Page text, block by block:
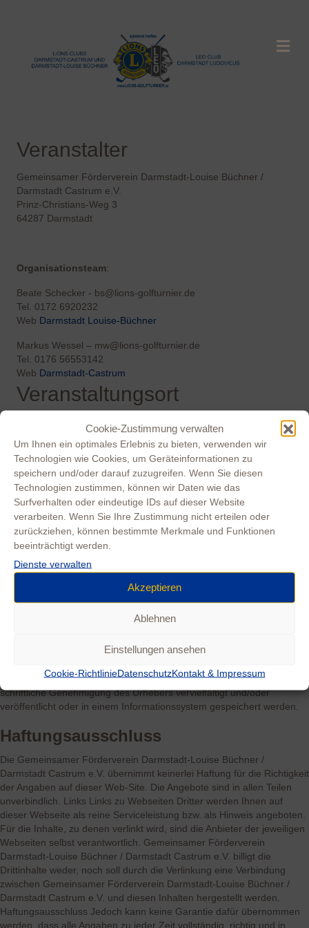
Cookie-Zustimmung verwalten
Um Ihnen ein optimales Erlebnis zu bieten, verwenden wir
Technologien wie Cookies, um Geräteinformationen zu
speichern und/oder darauf zuzugreifen. Wenn Sie diesen
Technologien zustimmen, können wir Daten wie das
Surfverhalten oder eindeutige IDs auf dieser Website
verarbeiten. Wenn Sie Ihre Zustimmung nicht erteilen oder
zurückziehen, können bestimmte Merkmale und Funktionen
beeinträchtigt werden.
Dienste verwalten
Akzeptieren
Ablehnen
Einstellungen ansehen
Cookie-RichtlinieDatenschutzKontakt & Impressum
Veranstalter
Gemeinsamer Förderverein Darmstadt-Louise Büchner /
Darmstadt Castrum e.V.
Prinz-Christians-Weg 3
64287 Darmstadt
Organisationsteam:
Beate Schecker - bs@lions-golfturnier.de
Tel. 0172 6920232
Web Darmstadt Louise-Büchner
Markus Wessel – mw@lions-golfturnier.de
Tel. 0176 56553142
Web Darmstadt-Castrum
Veranstaltungsort
Darmstädter Str. 111
64846 Groß-Zimmern
Tel. 06071-92210
E-Mail info@GC-Zimmern.de
WebGC-Zimmern.de
Copyright
Copyright © 2018 Gemeinsamer Förderverein Darmstadt-Louise
Informationen sind Eigentum der Gemeinsamer Förderverein
Darmstadt-Louise Büchner / Darmstadt Castrum e.V. Sie stellen die
zum Zeitpunkt der Publikation neuesten Informationen dar.
Die Gemeinsamer Förderverein Darmstadt-Louise Büchner /
Änderungen durchzuführen. Aus den hier beschriebenen
Die Inhalte dürfen weder ganz noch teilweise ohne vorherige
schriftliche Genehmigung des Urhebers vervielfältigt und/oder
veröffentlicht oder in einem Informationssystem gespeichert werden.
Haftungsausschluss
Die Gemeinsamer Förderverein Darmstadt-Louise Büchner /
Darmstadt Castrum e.V. übernimmt keinerlei Haftung für die Richtigkeit
der Angaben auf dieser Web-Site. Die Angebote sind in allen Teilen
unverbindlich. Links Links zu Webseiten Dritter werden Ihnen auf
dieser Webseite als reine Serviceleistung bzw. als Hinweis angeboten.
Für die Inhalte, zu denen verlinkt wird, sind die Anbieter der jeweiligen
Webseiten selbst verantwortlich. Gemeinsamer Förderverein
Darmstadt-Louise Büchner / Darmstadt Castrum e.V. billigt die
Drittinhalte weder, noch soll durch die Verlinkung eine Verbindung
zwischen Gemeinsamer Förderverein Darmstadt-Louise Büchner /
Darmstadt Castrum e.V. und diesen Inhalten hergestellt werden.
Haftungsausschluss Jedoch kann keine Garantie dafür übernommen
werden, dass alle Angaben zu jeder Zeit vollständig, richtig und in